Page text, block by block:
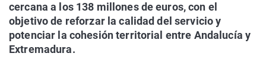
cercana a los 138 millones de euros, con el
objetivo de reforzar la calidad del servicio y
potenciar la cohesión territorial entre Andalucía y
Extremadura.